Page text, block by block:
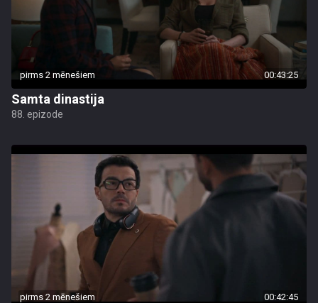
pirms 2 mēnešiem 00:43:25
Samta dinastija
88. epizode
pirms 2 mēnešiem 00:42:45